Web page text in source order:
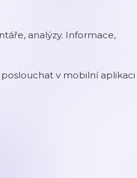
analýzy. Informace,
v mobilní aplikaci